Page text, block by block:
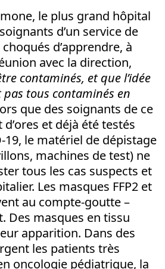
le plus grand hôpital
d’un service de
d’apprendre, à
avec la direction,
contaminés, et que l’idée
pas tous contaminés en
que des soignants de ce
et déjà été testés
19, le matériel de dépistage
machines de test) ne
tous les cas suspects et
Les masques FFP2 et
au compte-goutte –
Des masques en tissu
apparition. Dans des
les patients très
oncologie pédiatrique, la